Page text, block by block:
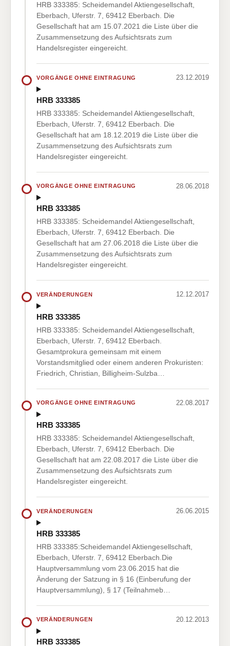
HRB 333385: Scheidemandel Aktiengesellschaft,
Eberbach, Uferstr. 7, 69412 Eberbach. Die
Gesellschaft hat am 15.07.2021 die Liste über die
Zusammensetzung des Aufsichtsrats zum
Handelsregister eingereicht.
VORGÄNGE OHNE EINTRAGUNG 23.12.2019
HRB 333385
HRB 333385: Scheidemandel Aktiengesellschaft,
Eberbach, Uferstr. 7, 69412 Eberbach. Die
Gesellschaft hat am 18.12.2019 die Liste über die
Zusammensetzung des Aufsichtsrats zum
Handelsregister eingereicht.
VORGÄNGE OHNE EINTRAGUNG 28.06.2018
HRB 333385
HRB 333385: Scheidemandel Aktiengesellschaft,
Eberbach, Uferstr. 7, 69412 Eberbach. Die
Gesellschaft hat am 27.06.2018 die Liste über die
Zusammensetzung des Aufsichtsrats zum
Handelsregister eingereicht.
VERÄNDERUNGEN 12.12.2017
HRB 333385
HRB 333385: Scheidemandel Aktiengesellschaft,
Eberbach, Uferstr. 7, 69412 Eberbach.
Gesamtprokura gemeinsam mit einem
Vorstandsmitglied oder einem anderen Prokuristen:
Friedrich, Christian, Billigheim-Sulzba…
VORGÄNGE OHNE EINTRAGUNG 22.08.2017
HRB 333385
HRB 333385: Scheidemandel Aktiengesellschaft,
Eberbach, Uferstr. 7, 69412 Eberbach. Die
Gesellschaft hat am 22.08.2017 die Liste über die
Zusammensetzung des Aufsichtsrats zum
Handelsregister eingereicht.
VERÄNDERUNGEN 26.06.2015
HRB 333385
HRB 333385:Scheidemandel Aktiengesellschaft,
Eberbach, Uferstr. 7, 69412 Eberbach.Die
Hauptversammlung vom 23.06.2015 hat die
Änderung der Satzung in § 16 (Einberufung der
Hauptversammlung), § 17 (Teilnahmeb…
VERÄNDERUNGEN 20.12.2013
HRB 333385